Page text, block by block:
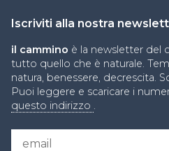
Iscriviti alla nostra
il cammino è la newsletter del
tutto quello che è naturale.
natura, benessere, decrescita.
Puoi leggere e scaricare i
questo indirizzo .